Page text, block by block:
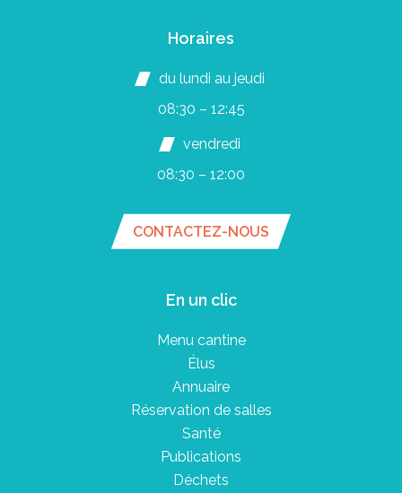
Horaires
du lundi au jeudi
08:30 – 12:45
vendredi
08:30 – 12:00
CONTACTEZ-NOUS
En un clic
Menu cantine
Élus
Annuaire
Réservation de salles
Santé
Publications
Déchets